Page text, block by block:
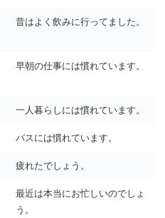
昔はよく飲みに行ってました。
早朝の仕事には慣れています。
一人暮らしには慣れています。
バスには慣れています。
疲れたでしょう。
最近は本当にお忙しいのでしょ
う。